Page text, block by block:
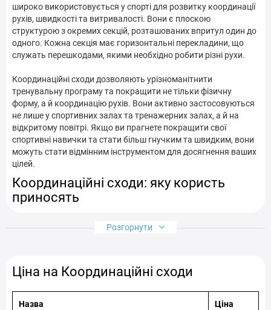
Координаційні сходи у Дніпрі
Координаційні сходи у Запоріжжі
Координаційні сходи у Києві
Координаційні сходи у Кременчузі
Координаційні сходи у Кривому Розі
Координаційні сходи у Кропивницькому
Координаційні сходи у Луцьку
Координаційні сходи у Рівному
Координаційні сходи у Сумах
широко використовується у спорті для розвитку координації
рухів, швидкості та витривалості. Вони є плоскою
структурою з окремих секцій, розташованих впритул один до
одного. Кожна секція має горизонтальні перекладини, що
служать перешкодами, якими необхідно робити різні рухи.
Координаційні сходи дозволяють урізноманітнити
тренувальну програму та покращити не тільки фізичну
форму, а й координацію рухів. Вони активно застосовуються
не лише у спортивних залах та тренажерних залах, а й на
відкритому повітрі. Якщо ви прагнете покращити свої
спортивні навички та стати більш гнучким та швидким, вони
можуть стати відмінним інструментом для досягнення ваших
цілей.
Координаційні сходи: яку користь
приносять
1. Поліпшення координації рухів. Тренування на
необхідно контролювати кожен крок, що потребує
2. Розвиток швидкості та реакції. Структура, що постійно
Розгорнути
Ціна на Координаційні сходи
Назва Ціна